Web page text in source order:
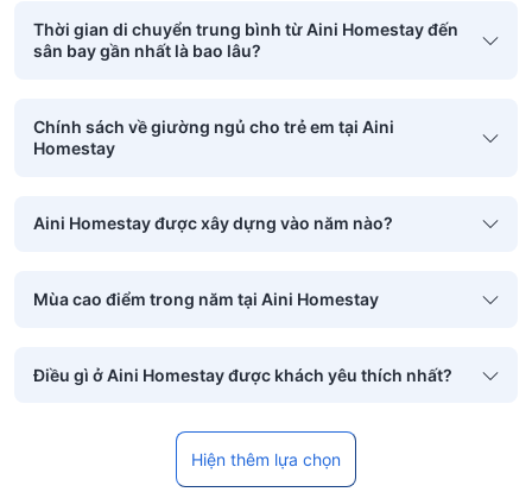
Thời gian di chuyển trung bình từ Aini Homestay đến
sân bay gần nhất là bao lâu?
Chính sách về giường ngủ cho trẻ em tại Aini
Homestay
Aini Homestay được xây dựng vào năm nào?
Mùa cao điểm trong năm tại Aini Homestay
Điều gì ở Aini Homestay được khách yêu thích nhất?
Hiện thêm lựa chọn